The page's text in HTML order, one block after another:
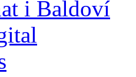
i Baldoví